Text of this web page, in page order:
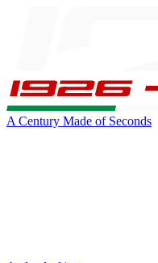
A Century Made of Seconds